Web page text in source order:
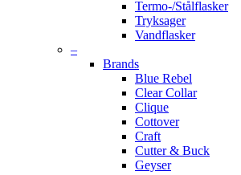
Termo-/Stålflasker
Tryksager
Vandflasker
–
Brands
Blue Rebel
Clear Collar
Clique
Cottover
Craft
Cutter & Buck
Geyser